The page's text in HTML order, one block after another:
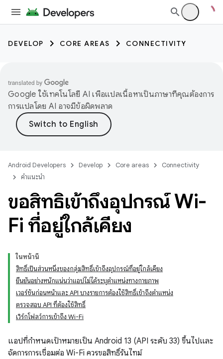
DEVELOP CORE AREAS CONNECTIVITY
Google ใช้เทคโนโลยี AI เพื่อแปลเนื้อหาเป็นภาษาที่คุณต้องการ
การแปลโดย AI อาจมีข้อผิดพลาด
Android Developers Develop Core areas
Connectivity
คำแนะนำ
ขอสิทธิ์เข้าถึงอุปกรณ์ Wi-
Fi ที่อยู่ใกล้เคียง
ในหน้านี้
สิทธิ์เป็นส่วนหนึ่งของกลุ่มสิทธิ์เข้าถึงอุปกรณ์ที่อยู่ใกล้เคียง
ยืนยันอย่างหนักแน่นว่าแอปไม่ได้ระบุตำแหน่งทางกายภาพ
เวอร์ชันก่อนหน้าและ API บางรายการต้องใช้สิทธิ์เข้าถึงตำแหน่ง
ตรวจสอบ API ที่ต้องใช้สิทธิ์
เวิร์กโฟลว์การเข้าถึง Wi-Fi
แอปที่กำหนดเป้าหมายเป็น Android 13 (API ระดับ 33) ขึ้นไปและ
จัดการการเชื่อมต่อ Wi-Fi ควรขอสิทธิ์รันไทม์